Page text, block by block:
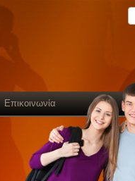
Επικοινωνία